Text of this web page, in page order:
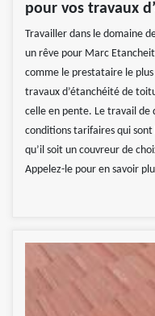
pour vos travaux
Travailler dans le domaine
un rêve pour Marc
comme le prestataire le
travaux d’étanchéité de
celle en pente. Le travail de
conditions tarifaires qui
qu’il soit un couvreur de
Appelez-le pour en savoir